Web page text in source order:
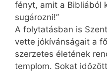
fényt, amit a Bibliából
sugározni!”
A folytatásban is
vette jókívánságait a
szerzetes életének
templom. Sokat